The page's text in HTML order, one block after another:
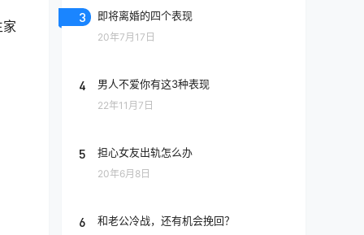
3 即将离婚的四个表现
20年7月17日
4 男人不爱你有这3种表现
22年11月7日
5 担心女友出轨怎么办
20年6月8日
6 和老公冷战，还有机会挽回？